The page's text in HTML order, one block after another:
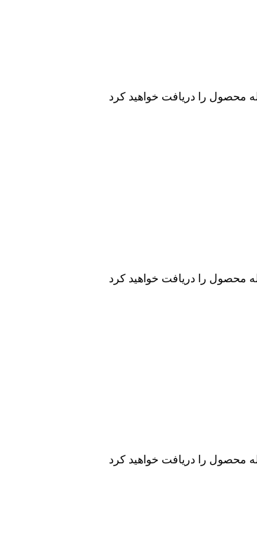
محصول را دریافت خواهید کرد
محصول را دریافت خواهید کرد
محصول را دریافت خواهید کرد